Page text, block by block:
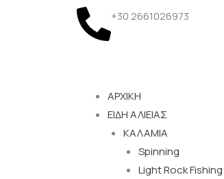
+30 2661026973
ΑΡΧΙΚΗ
ΕΙΔΗ ΑΛΙΕΙΑΣ
ΚΑΛΑΜΙΑ
Spinning
Light Rock Fishing